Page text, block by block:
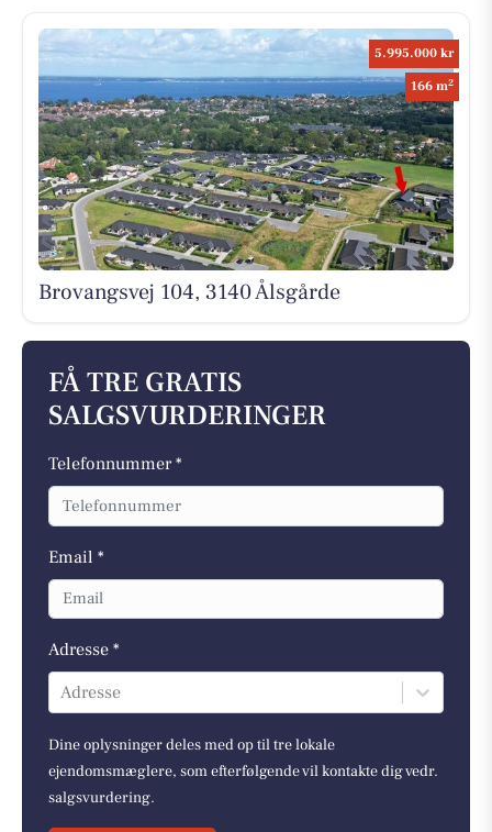
5.995.000 kr
166 m2
Brovangsvej 104, 3140 Ålsgårde
FÅ TRE GRATIS
SALGSVURDERINGER
Telefonnummer *
Email *
Adresse *
Adresse
Dine oplysninger deles med op til tre lokale
ejendomsmæglere, som efterfølgende vil kontakte dig vedr.
salgsvurdering.